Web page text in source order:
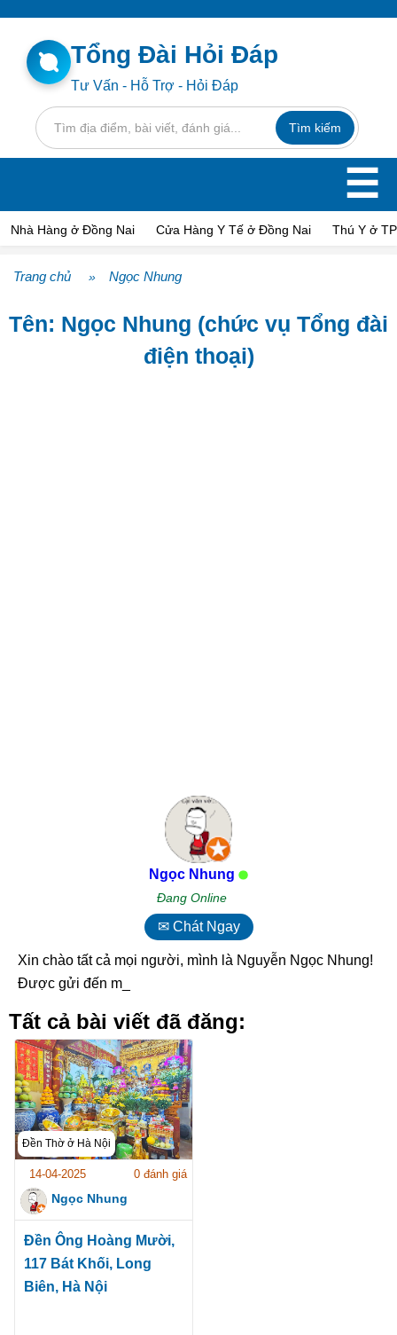
Tổng Đài Hỏi Đáp
Tư Vấn - Hỗ Trợ - Hỏi Đáp
☰
Nhà Hàng ở Đồng Nai Cửa Hàng Y Tế ở Đồng Nai Thú Y ở
Trang chủ » Ngọc Nhung
Tên: Ngọc Nhung (chức vụ Tổng đài
điện thoại)
Ngọc Nhung
Đang Online
✉ Chát Ngay
Xin chào tất cả mọi người, mình là Nguyễn Ngọc Nhung!
Được gửi đến mọi_
Tất cả bài viết đã đăng:
Đền Thờ ở Hà Nội
14-04-2025 0 đánh giá
Ngọc Nhung
Đền Ông Hoàng Mười,
117 Bát Khối, Long
Biên, Hà Nội